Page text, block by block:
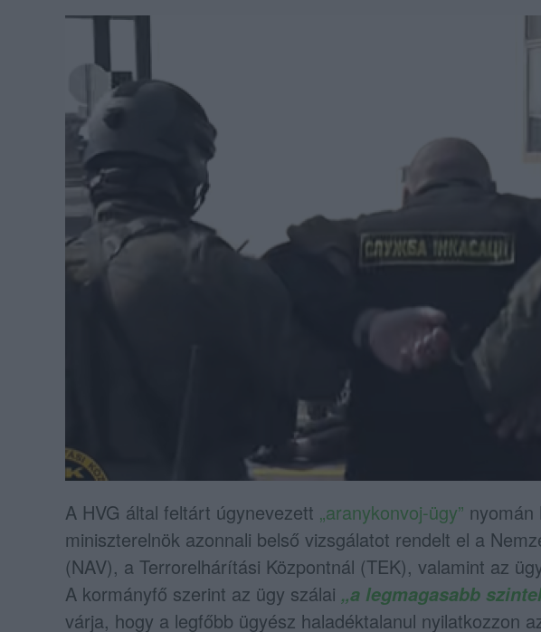
A HVG által feltárt úgynevezett „aranykonvoj-ügy” nyomán
miniszterelnök azonnali belső vizsgálatot rendelt el a
(NAV), a Terrorelhárítási Központnál (TEK), valamint az
A kormányfő szerint az ügy szálai „a legmagasabb
várja, hogy a legfőbb ügyész haladéktalanul nyilatkozzon